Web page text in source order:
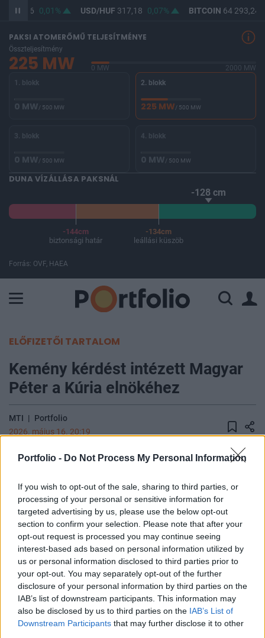
Portfolio - Do Not Process My Personal Information
If you wish to opt-out of the sale, sharing to third parties, or
processing of your personal or sensitive information for
targeted advertising by us, please use the below opt-out
section to confirm your selection. Please note that after your
opt-out request is processed you may continue seeing
interest-based ads based on personal information utilized by
us or personal information disclosed to third parties prior to
your opt-out. You may separately opt-out of the further
disclosure of your personal information by third parties on the
IAB’s list of downstream participants. This information may
also be disclosed by us to third parties on the IAB’s List of
Downstream Participants that may further disclose it to other
365,46 0,01% USD/HUF317,18 0,07% BITCOIN64 293,24
PAKSI ATOMERŐMŰ TELJESÍTMÉNYE
Összteljesítmény
225 MW 0 MW
2000 MW
1. blokk
0 MW/ 500 MW
2. blokk
225 MW/ 500 MW
3. blokk
0 MW/ 500 MW
4. blokk
0 MW/ 500 MW
DUNA VÍZÁLLÁSA PAKSNÁL
-128 cm
-144cm
biztonsági határ
-134cm
leállási küszöb
Forrás: OVF, HAEA
ELŐFIZETŐI TARTALOM
Kemény kérdést intézett Magyar
Péter a Kúria elnökéhez
MTI | Portfolio
2026. május 16. 20:19
Magyar Péter ma a Budai Vár kormányzati
Kabinetiroda) rendezett videós sajtóbejárás során
nyílt kérdést szegezett a Kúria elnökének. A
kormányfő arra a kérdésre kereste a választ, hogy
tényleg egy luxuskörülmények között épülő,
négyszázmillió forintos elnöki lakosztályt
alakítanak-e ki a Kúria vezetője számára a
bíróság felújítás alatt álló épületében. A Kúria
később közleményben cáfolta az állításokat.
Hangsúlyozták, hogy sem elnöki lakosztály, sem
szivarszoba nem épül, a munkálatok pedig az